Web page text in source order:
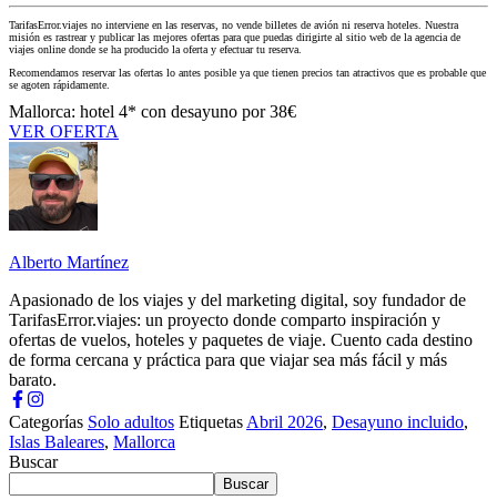
TarifasError.viajes no interviene en las reservas, no vende billetes de avión ni reserva hoteles. Nuestra
misión es rastrear y publicar las mejores ofertas para que puedas dirigirte al sitio web de la agencia de
viajes online donde se ha producido la oferta y efectuar tu reserva.
Recomendamos reservar las ofertas lo antes posible ya que tienen precios tan atractivos que es probable que
se agoten rápidamente.
Mallorca: hotel 4* con desayuno por 38€
VER OFERTA
Alberto Martínez
Apasionado de los viajes y del marketing digital, soy fundador de
TarifasError.viajes: un proyecto donde comparto inspiración y
ofertas de vuelos, hoteles y paquetes de viaje. Cuento cada destino
de forma cercana y práctica para que viajar sea más fácil y más
barato.
Categorías Solo adultos Etiquetas Abril 2026, Desayuno incluido,
Islas Baleares, Mallorca
Buscar
Buscar